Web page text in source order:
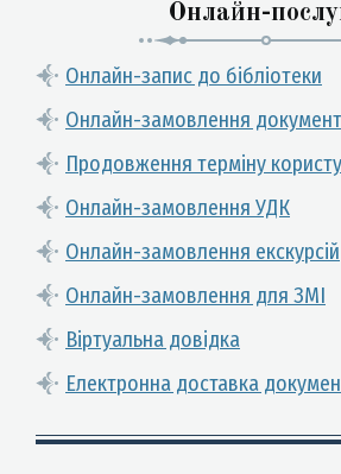
Онлайн-
Онлайн-запис до бібліотеки
Онлайн-замовлення
Продовження терміну
Онлайн-замовлення УДК
Онлайн-замовлення екскурсій
Онлайн-замовлення для ЗМІ
Віртуальна довідка
Електронна доставка